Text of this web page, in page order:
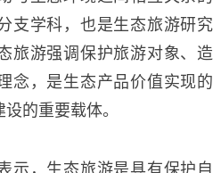
支学科，也是生态旅游研究
旅游强调保护旅游对象、造
念，是生态产品价值实现的
的重要载体。
示，生态旅游是具有保护自